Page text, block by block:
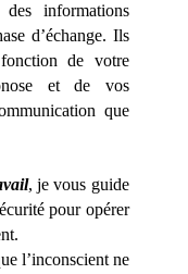
des informations
d’échange. Ils
de votre
et de vos
que
, je vous guide
pour opérer
l’inconscient ne